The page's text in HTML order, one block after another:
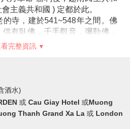
主義共和國 ) 定都於此。
的寺，建於541~548年之間。佛
有臥佛．千手觀音．彌勒佛．
孔子及他的四大弟子，雖歷經
始風貌。讓您體會越南古老歷
關係。
幾乎所有的高級大飯店都集中
茵、湖水清澈、十分優美。傳說
祖曾獲神劍之助擊退中國大軍侵
完整資訊
酒水)
或 Cau Giay Hotel 或Muong
Thanh Grand Xa La 或 London